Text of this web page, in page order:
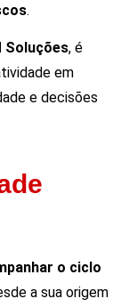
.
Soluções, é
em
e decisões
o ciclo
a sua origem